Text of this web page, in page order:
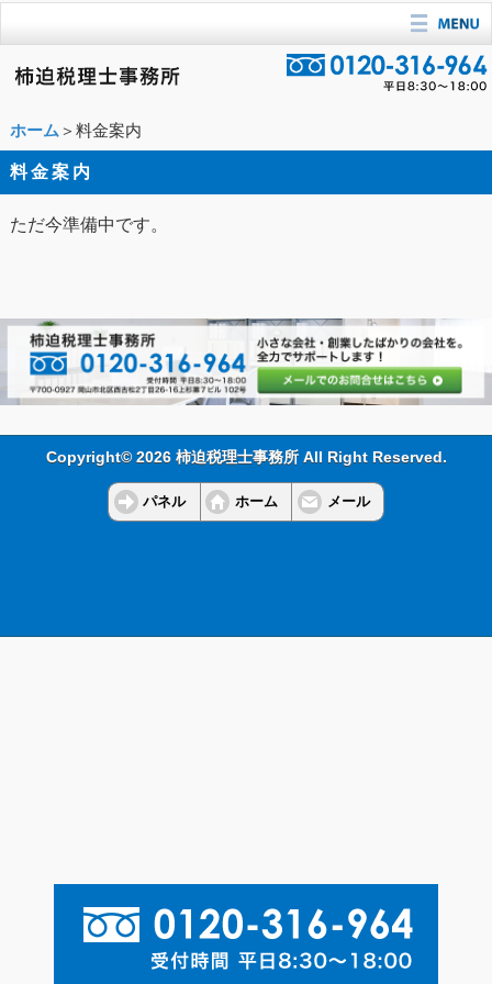
ホーム＞料金案内
料金案内
ただ今準備中です。
Copyright© 2026 柿迫税理士事務所 All Right Reserved.
パネル ホーム メール